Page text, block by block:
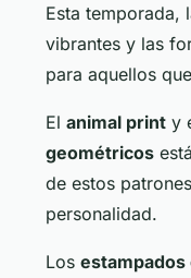
Esta temporada,
vibrantes y las
para aquellos
El animal print y
geométricos
de estos
personalidad.
Los